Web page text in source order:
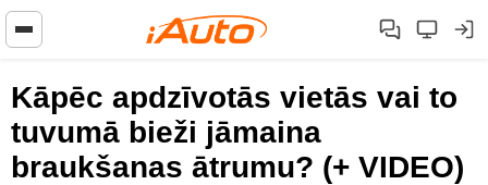
Kāpēc apdzīvotās vietās vai to
tuvumā bieži jāmaina
braukšanas ātrumu? (+ VIDEO)